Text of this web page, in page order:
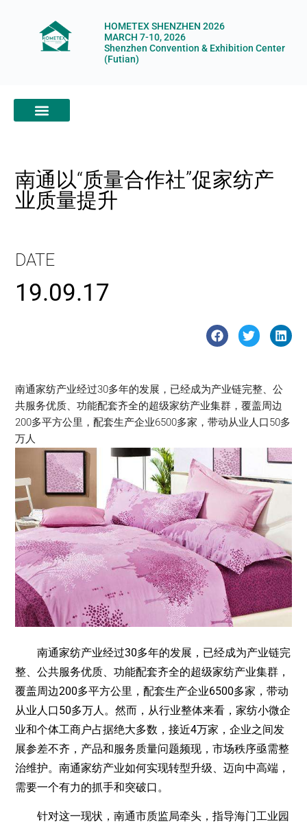
HOMETEX SHENZHEN 2026
MARCH 7-10, 2026
Shenzhen Convention & Exhibition Center
(Futian)
南通以“质量合作社”促家纺产
业质量提升
DATE
19.09.17
南通家纺产业经过30多年的发展，已经成为产业链完整、公
共服务优质、功能配套齐全的超级家纺产业集群，覆盖周边
200多平方公里，配套生产企业6500多家，带动从业人口50多
万人
南通家纺产业经过30多年的发展，已经成为产业链完
整、公共服务优质、功能配套齐全的超级家纺产业集群，
覆盖周边200多平方公里，配套生产企业6500多家，带动
从业人口50多万人。然而，从行业整体来看，家纺小微企
业和个体工商户占据绝大多数，接近4万家，企业之间发
展参差不齐，产品和服务质量问题频现，市场秩序亟需整
治维护。南通家纺产业如何实现转型升级、迈向中高端，
需要一个有力的抓手和突破口。
针对这一现状，南通市质监局牵头，指导海门工业园